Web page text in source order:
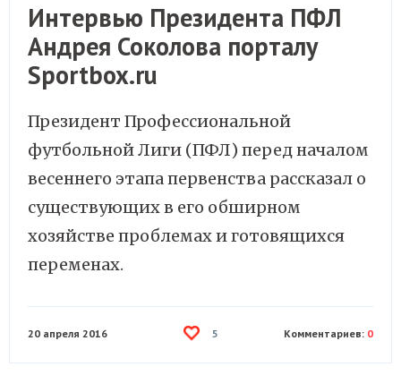
Интервью Президента ПФЛ
Андрея Соколова порталу
Sportbox.ru
Президент Профессиональной
футбольной Лиги (ПФЛ) перед началом
весеннего этапа первенства рассказал о
существующих в его обширном
хозяйстве проблемах и готовящихся
переменах.
20 апреля 2016 5 Комментариев: 0